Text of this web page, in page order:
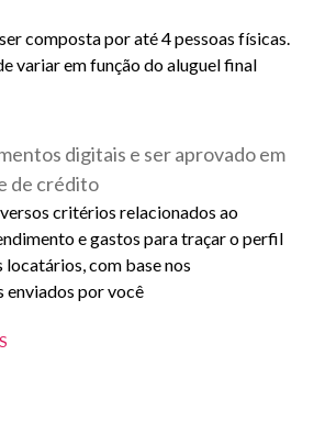
composta por até 4 pessoas físicas.
variar em função do aluguel final
digitais e ser aprovado em
de crédito
critérios relacionados ao
e gastos para traçar o perfil
com base nos
enviados por você